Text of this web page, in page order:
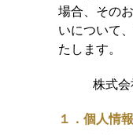
場合、その
いについて
たします。
株式
１．個人情